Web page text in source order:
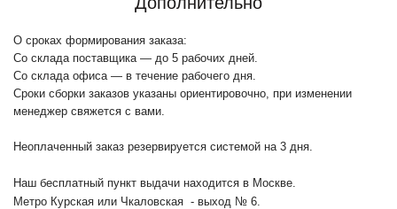
О сроках формирования заказа:
Со склада поставщика — до 5 рабочих дней.
Со склада офиса — в течение рабочего дня.
Сроки сборки заказов указаны ориентировочно, при изменении
менеджер свяжется с вами.
Неоплаченный заказ резервируется системой на 3 дня.
Наш бесплатный пункт выдачи находится в Москве.
Метро Курская или Чкаловская - выход № 6.